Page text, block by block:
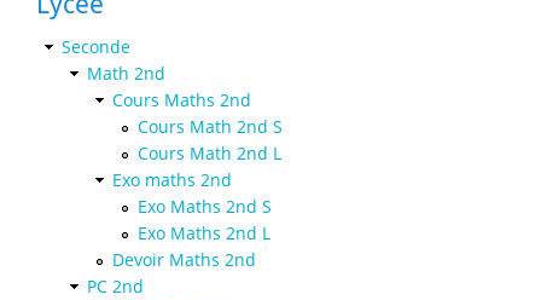
Seconde
Math 2nd
Cours Maths 2nd
Cours Math 2nd S
Cours Math 2nd L
Exo maths 2nd
Exo Maths 2nd S
Exo Maths 2nd L
Devoir Maths 2nd
PC 2nd